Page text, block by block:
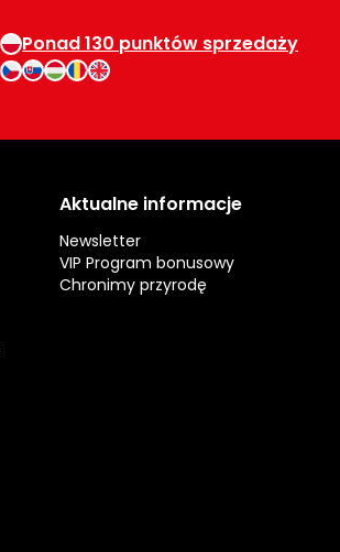
Ponad 130 punktów sprzedaży
Aktualne informacje
Newsletter
VIP Program bonusowy
Chronimy przyrodę